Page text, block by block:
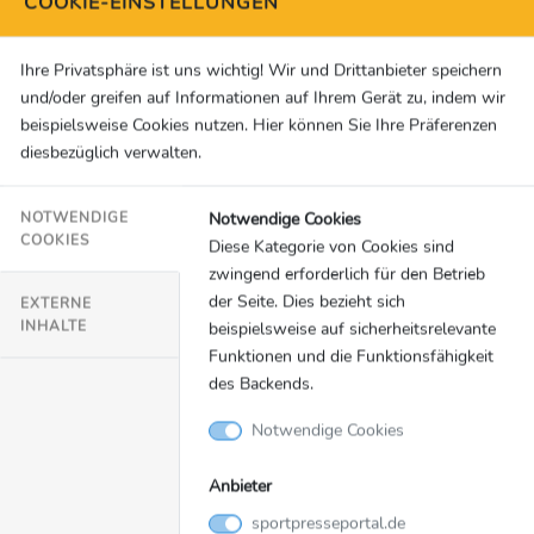
Borussia Dortmund wartet...
bwin
UCL: Salzburg Favorit gegen Zagreb – Quote
1,71 auf Heimsieg von RB – 7,75-Fache auf
Grazer Sieg gegen Lissabon
Laut Sportwettenanbieter bwin startet Red Bull Salzburg
als klarer Favorit in den dritten Spieltag der UEFA
Champions League. Gegen Dinamo Zagreb ist ein Heimsieg
der Mozartstädter am Mittwoch (23. Oktober, 21.00 Uhr) mit
dieser Saison für Dinamo winkt eine Quote von 4,40. Bereits
am Dienstagabend (22. Oktober, 21.00 Uhr) empfängt
Ihre Privatsphäre ist uns wichtig! Wir und Drittanbieter speichern
und/oder greifen auf Informationen auf Ihrem Gerät zu, indem wir
beispielsweise Cookies nutzen. Hier können Sie Ihre Präferenzen
diesbezüglich verwalten.
NOTWENDIGE
COOKIES
EXTERNE
INHALTE
Notwendige Cookies
Diese Kategorie von Cookies sind
zwingend erforderlich für den Betrieb
der Seite. Dies bezieht sich
beispielsweise auf sicherheitsrelevante
Funktionen und die Funktionsfähigkeit
des Backends.
Notwendige Cookies
Anbieter
sportpresseportal.de